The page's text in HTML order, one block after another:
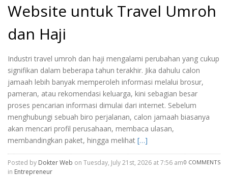
Website untuk Travel Umroh
dan Haji
Industri travel umroh dan haji mengalami perubahan yang cukup
signifikan dalam beberapa tahun terakhir. Jika dahulu calon
jamaah lebih banyak memperoleh informasi melalui brosur,
pameran, atau rekomendasi keluarga, kini sebagian besar
proses pencarian informasi dimulai dari internet. Sebelum
menghubungi sebuah biro perjalanan, calon jamaah biasanya
akan mencari profil perusahaan, membaca ulasan,
membandingkan paket, hingga melihat […]
0 COMMENTS
Posted by Dokter Web on Tuesday, July 21st, 2026 at 7:56 am
in Entrepreneur